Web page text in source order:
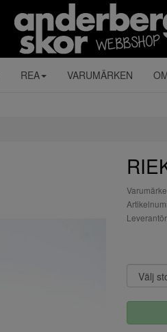
REA VARUMÄRKEN